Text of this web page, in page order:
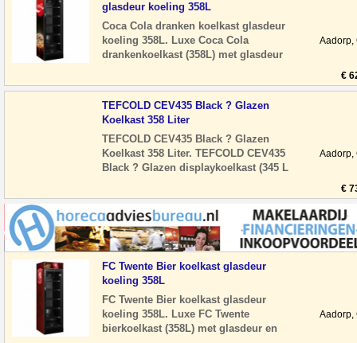
glasdeur koeling 358L
Coca Cola dranken koelkast glasdeur
koeling 358L. Luxe Coca Cola
drankenkoelkast (358L) met glasdeur
energiezuinig, ideaal
Aadorp,
€
TEFCOLD CEV435 Black ? Glazen
Koelkast 358 Liter
TEFCOLD CEV435 Black ? Glazen
Koelkast 358 Liter. TEFCOLD CEV435
Black ? Glazen displaykoelkast (345 L
een professio
Aadorp,
€
FC Twente Bier koelkast glasdeur
koeling 358L
FC Twente Bier koelkast glasdeur
koeling 358L. Luxe FC Twente
bierkoelkast (358L) met glasdeur en
Aadorp,